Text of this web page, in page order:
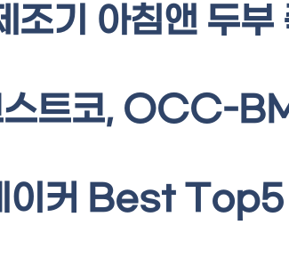
조기 아침앤 두부
트코, OCC-
이커 Best Top5